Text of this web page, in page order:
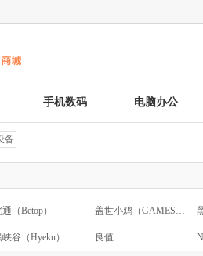
手机数码 电脑办公